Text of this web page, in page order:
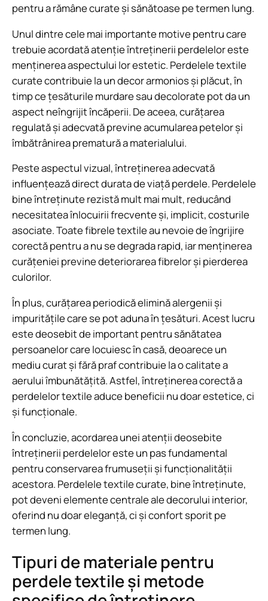
pentru a rămâne curate și sănătoase pe termen lung.
Unul dintre cele mai importante motive pentru care
trebuie acordată atenție întreținerii perdelelor este
menținerea aspectului lor estetic. Perdelele textile
curate contribuie la un decor armonios și plăcut, în
timp ce țesăturile murdare sau decolorate pot da un
aspect neîngrijit încăperii. De aceea, curățarea
regulată și adecvată previne acumularea petelor și
îmbătrânirea prematură a materialului.
Peste aspectul vizual, întreținerea adecvată
influențează direct durata de viață perdele. Perdelele
bine întreținute rezistă mult mai mult, reducând
necesitatea înlocuirii frecvente și, implicit, costurile
asociate. Toate fibrele textile au nevoie de îngrijire
corectă pentru a nu se degrada rapid, iar menținerea
curățeniei previne deteriorarea fibrelor și pierderea
culorilor.
În plus, curățarea periodică elimină alergenii și
impuritățile care se pot aduna în țesături. Acest lucru
este deosebit de important pentru sănătatea
persoanelor care locuiesc în casă, deoarece un
mediu curat și fără praf contribuie la o calitate a
aerului îmbunătățită. Astfel, întreținerea corectă a
perdelelor textile aduce beneficii nu doar estetice, ci
și funcționale.
În concluzie, acordarea unei atenții deosebite
întreținerii perdelelor este un pas fundamental
pentru conservarea frumuseții și funcționalității
acestora. Perdelele textile curate, bine întreținute,
pot deveni elemente centrale ale decorului interior,
oferind nu doar eleganță, ci și confort sporit pe
termen lung.
Tipuri de materiale pentru
perdele textile și metode